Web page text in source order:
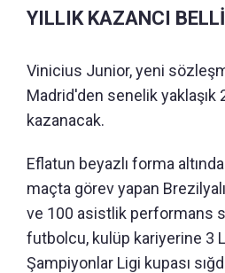
YILLIK KAZANCI
Vinicius Junior, yeni
Madrid'den senelik yaklaşık
kazanacak.
Eflatun beyazlı forma
maçta görev yapan
ve 100 asistlik performans
futbolcu, kulüp kariyerine 3
Şampiyonlar Ligi kupası